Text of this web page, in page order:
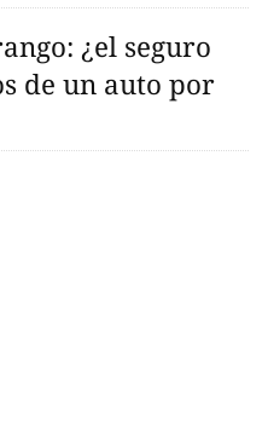
¿el seguro
de un auto por